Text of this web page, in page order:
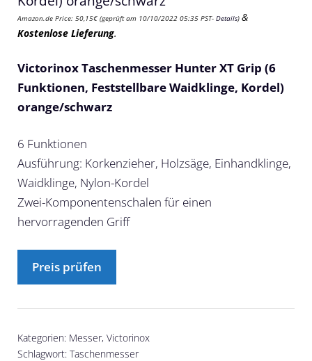
Amazon.de Price: 50,15€ (geprüft am 10/10/2022 05:35 PST- Details) &
Kostenlose Lieferung.
Victorinox Taschenmesser Hunter XT Grip (6
Funktionen, Feststellbare Waidklinge, Kordel)
orange/schwarz
6 Funktionen
Ausführung: Korkenzieher, Holzsäge, Einhandklinge,
Waidklinge, Nylon-Kordel
Zwei-Komponentenschalen für einen
hervorragenden Griff
Preis prüfen
Kategorien: Messer, Victorinox
Schlagwort: Taschenmesser